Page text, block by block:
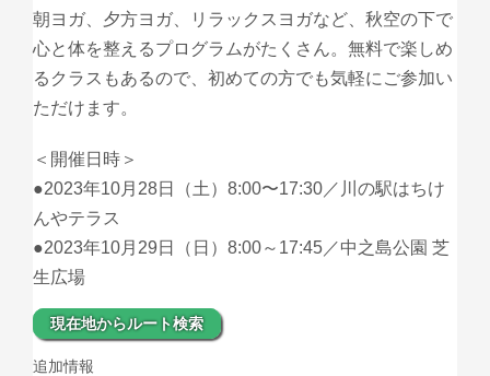
朝ヨガ、夕方ヨガ、リラックスヨガなど、秋空の下で
心と体を整えるプログラムがたくさん。無料で楽しめ
るクラスもあるので、初めての方でも気軽にご参加い
ただけます。
＜開催日時＞
●2023年10月28日（土）8:00〜17:30／川の駅はちけ
んやテラス
●2023年10月29日（日）8:00～17:45／中之島公園 芝
生広場
現在地からルート検索
追加情報